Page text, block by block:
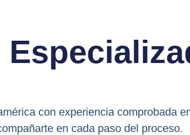
con experiencia comprobada
en cada paso del proceso.